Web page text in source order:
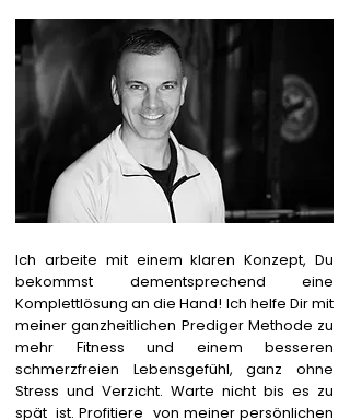
Ich arbeite mit einem klaren Konzept, Du
bekommst dementsprechend eine
Komplettlösung an die Hand! Ich helfe Dir mit
meiner ganzheitlichen Prediger Methode zu
mehr Fitness und einem besseren
schmerzfreien Lebensgefühl, ganz ohne
Stress und Verzicht. Warte nicht bis es zu
spät ist. Profitiere von meiner persönlichen